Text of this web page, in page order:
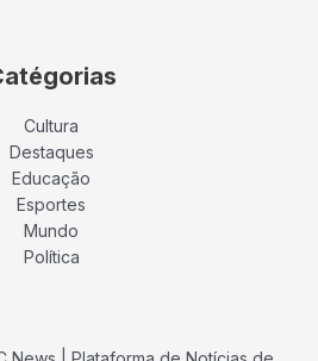
Cultura
Destaques
Educação
Esportes
Mundo
Política